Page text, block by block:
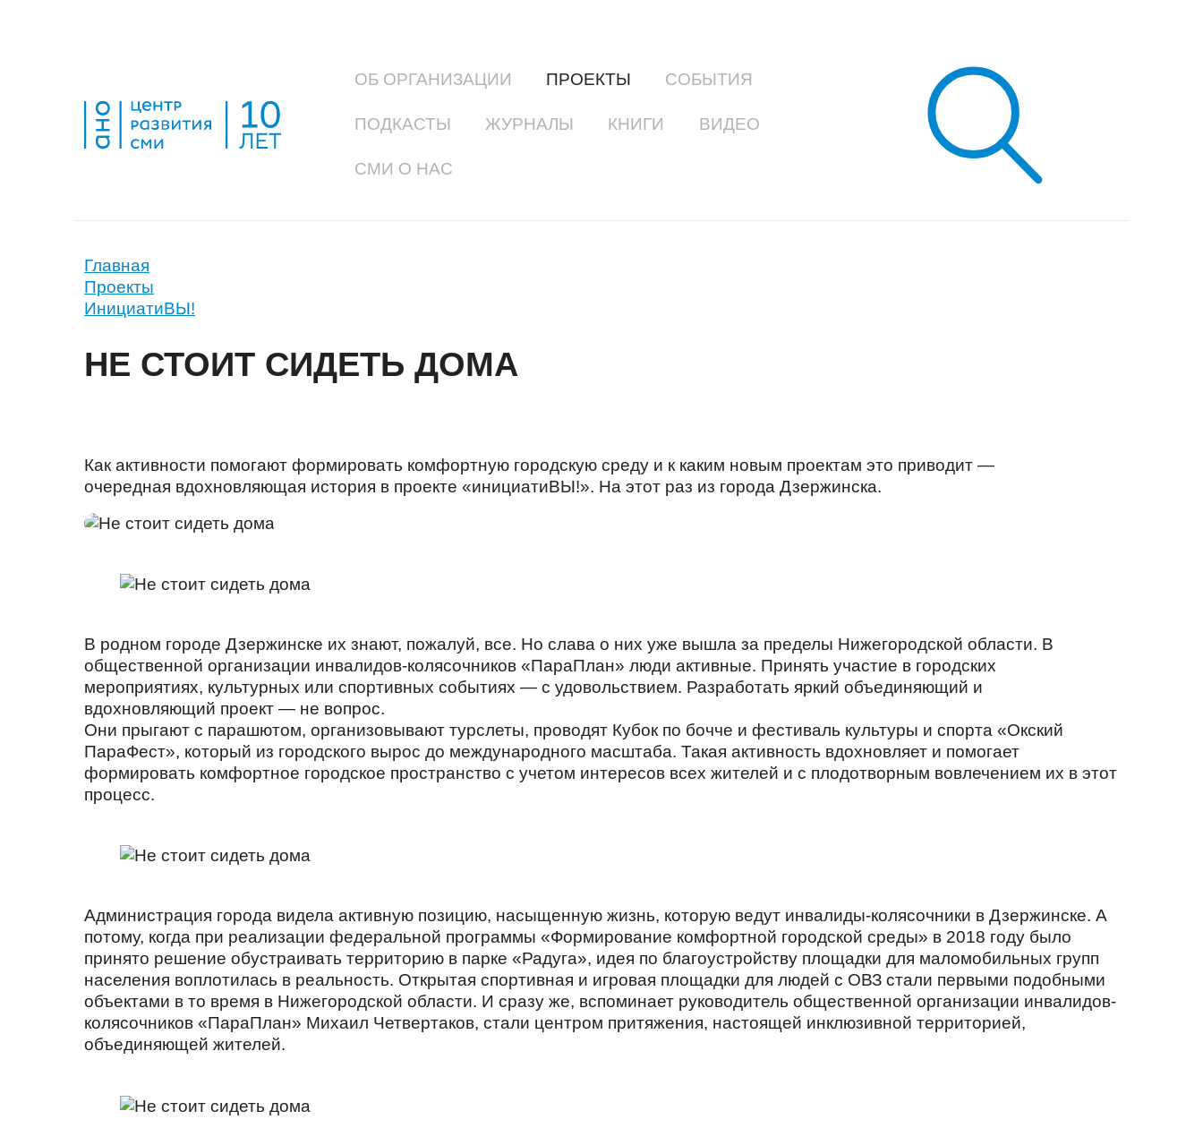
ОБ ОРГАНИЗАЦИИ ПРОЕКТЫ СОБЫТИЯ
ПОДКАСТЫ ЖУРНАЛЫ КНИГИ ВИДЕО
СМИ О НАС
Главная
Проекты
ИнициатиВЫ!
НЕ СТОИТ СИДЕТЬ ДОМА
Как активности помогают формировать комфортную городскую среду и к каким новым проектам это приводит —
очередная вдохновляющая история в проекте «инициатиВЫ!». На этот раз из города Дзержинска.
В родном городе Дзержинске их знают, пожалуй, все. Но слава о них уже вышла за пределы Нижегородской области. В
общественной организации инвалидов-колясочников «ПараПлан» люди активные. Принять участие в городских
мероприятиях, культурных или спортивных событиях — с удовольствием. Разработать яркий объединяющий и
вдохновляющий проект — не вопрос.
Они прыгают с парашютом, организовывают турслеты, проводят Кубок по бочче и фестиваль культуры и спорта «Окский
ПараФест», который из городского вырос до международного масштаба. Такая активность вдохновляет и помогает
формировать комфортное городское пространство с учетом интересов всех жителей и с плодотворным вовлечением их в этот
процесс.
Администрация города видела активную позицию, насыщенную жизнь, которую ведут инвалиды-колясочники в Дзержинске. А
потому, когда при реализации федеральной программы «Формирование комфортной городской среды» в 2018 году было
принято решение обустраивать территорию в парке «Радуга», идея по благоустройству площадки для маломобильных групп
населения воплотилась в реальность. Открытая спортивная и игровая площадки для людей с ОВЗ стали первыми подобными
объектами в то время в Нижегородской области. И сразу же, вспоминает руководитель общественной организации инвалидов-
колясочников «ПараПлан» Михаил Четвертаков, стали центром притяжения, настоящей инклюзивной территорией,
объединяющей жителей.